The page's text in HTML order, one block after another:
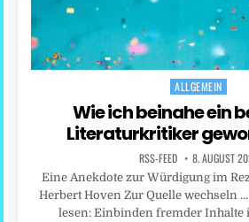
Posted
ALLGEMEIN
Wie ich beinahe ein
Literaturkritiker
RSS-FEED 8. AUGUST
Eine Anekdote zur Würdigung im
Herbert Hoven Zur Quelle wechseln
lesen: Einbinden fremder Inhalte